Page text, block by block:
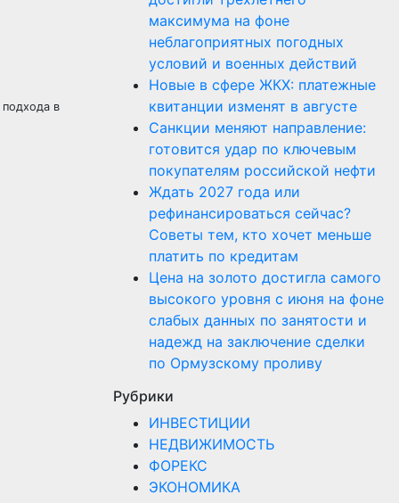
в
максимума на фоне
неблагоприятных погодных
условий и военных действий
Новые в сфере ЖКХ: платежные
квитанции изменят в августе
Санкции меняют направление:
готовится удар по ключевым
покупателям российской нефти
Ждать 2027 года или
рефинансироваться сейчас?
Советы тем, кто хочет меньше
платить по кредитам
Цена на золото достигла самого
высокого уровня с июня на фоне
слабых данных по занятости и
надежд на заключение сделки
по Ормузскому проливу
Рубрики
ИНВЕСТИЦИИ
НЕДВИЖИМОСТЬ
ФОРЕКС
ЭКОНОМИКА